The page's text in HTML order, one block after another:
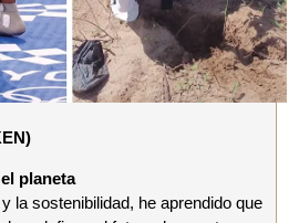
planeta
la sostenibilidad, he aprendido que